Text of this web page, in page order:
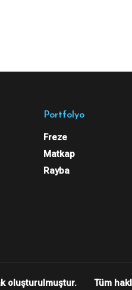
Portfolyo
Freze
Matkap
Rayba
oluşturulmuştur. Tüm